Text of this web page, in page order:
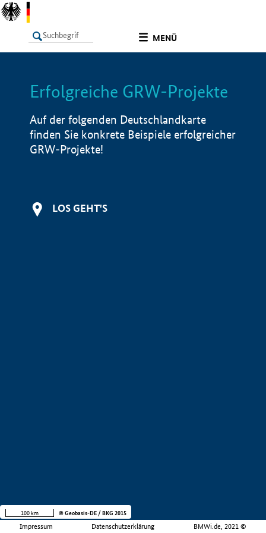
MENÜ
LISTE Info
Erfolgreiche GRW-Projekte
Auf der folgenden Deutschlandkarte
finden Sie konkrete Beispiele erfolgreicher
GRW-Projekte!
LOS GEHT'S
Impressum Datenschutzerklärung BMWi.de, 2021 ©
100 km © Geobasis-DE / BKG 2015